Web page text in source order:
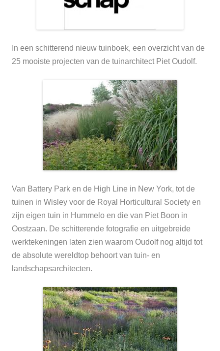
In een schitterend nieuw tuinboek, een overzicht van de
25 mooiste projecten van de tuinarchitect Piet Oudolf.
Van Battery Park en de High Line in New York, tot de
tuinen in Wisley voor de Royal Horticultural Society en
zijn eigen tuin in Hummelo en die van Piet Boon in
Oostzaan. De schitterende fotografie en uitgebreide
werktekeningen laten zien waarom Oudolf nog altijd tot
de absolute wereldtop behoort van tuin- en
landschapsarchitecten.